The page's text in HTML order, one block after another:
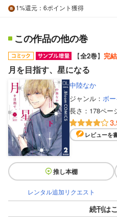
1%還元 ：6ポイント獲得
この作品の他の巻
【全2巻】 完結
月を目指す、星になる
中陸なか
ジャンル： ボ
長さ： 178ペー
レビューを
推し本棚
レンタル追加リクエスト
続刊は